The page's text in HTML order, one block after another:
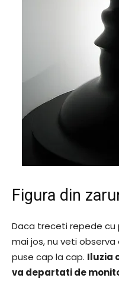
Figura din
Daca treceti repede cu
mai jos, nu veti
puse cap la cap. Iluzia
va departati de